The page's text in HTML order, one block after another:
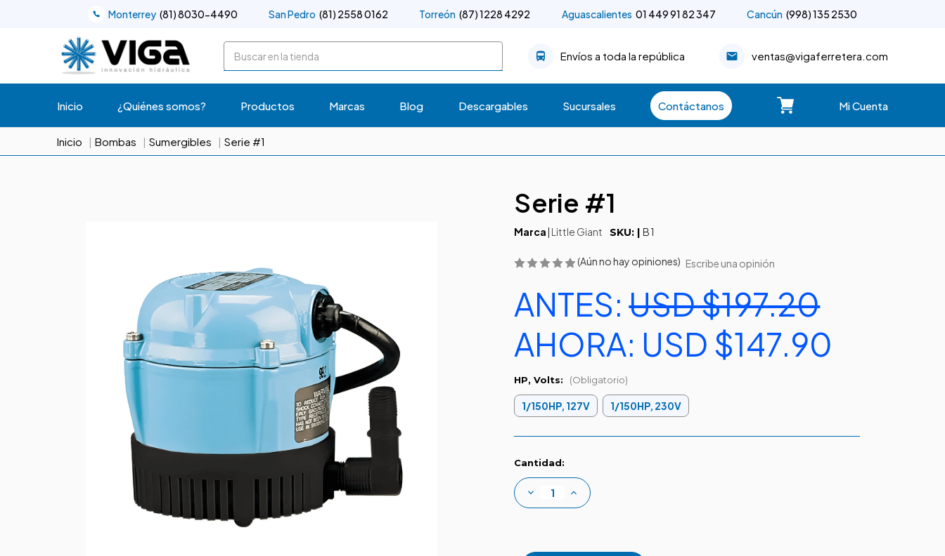
Monterrey (81) 8030-4490 San Pedro (81) 2558 0162 Torreón (87) 1228 4292 Aguascalientes 01 449 91 82 347 Cancún (998) 135 2530
Buscar
Envíos a toda la república ventas@vigaferretera.com
Inicio ¿Quiénes somos? Productos Marcas Blog Descargables Sucursales Contáctanos Mi Cuenta
Inicio Bombas Sumergibles Serie #1
Serie #1
Marca Little Giant SKU: | B 1
(Aún no hay opiniones) Escribe una opinión
ANTES:USD $197.20
AHORA: USD $147.90
HP, Volts: (Obligatorio)
1/150HP, 127V 1/150HP, 230V
Existencias
actuales:
Cantidad:
Disminuir
cantidad
Aumentar
cantidad